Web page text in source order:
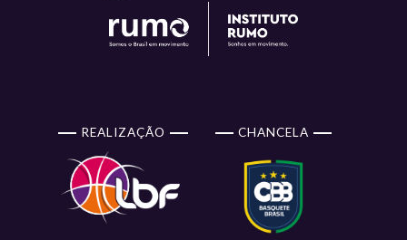
REALIZAÇÃO CHANCELA